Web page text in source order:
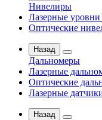
Нивелиры
Лазерные уровни
Оптические
Назад
Дальномеры
Лазерные
Оптические
Лазерные
Назад